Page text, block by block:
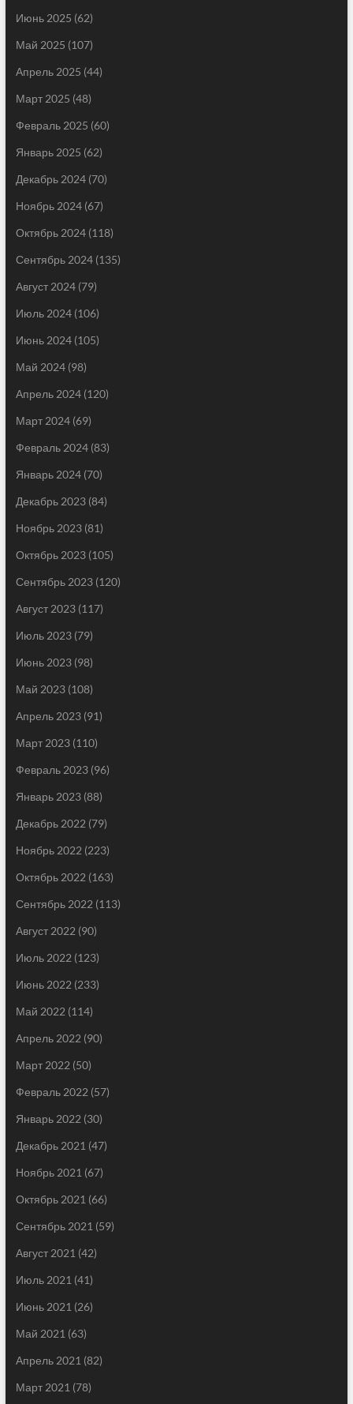
Июнь 2025 (62)
Май 2025 (107)
Апрель 2025 (44)
Март 2025 (48)
Февраль 2025 (60)
Январь 2025 (62)
Декабрь 2024(70)
Ноябрь 2024(67)
Октябрь 2024(118)
Сентябрь 2024(135)
Август 2024(79)
Июль 2024(106)
Июнь 2024(105)
Май 2024(98)
Апрель 2024(120)
Март 2024(69)
Февраль 2024(83)
Январь 2024(70)
Декабрь 2023(84)
Ноябрь 2023(81)
Октябрь 2023(105)
Сентябрь 2023(120)
Август 2023(117)
Июль 2023(79)
Июнь 2023(98)
Май 2023(108)
Апрель 2023(91)
Март 2023(110)
Февраль 2023(96)
Январь 2023(88)
Декабрь 2022 (79)
Ноябрь 2022 (223)
Октябрь 2022 (163)
Сентябрь 2022 (113)
Август 2022 (90)
Июль 2022 (123)
Июнь 2022 (233)
Май 2022 (114)
Апрель 2022 (90)
Март 2022 (50)
Февраль 2022 (57)
Январь 2022 (30)
Декабрь 2021 (47)
Ноябрь 2021 (67)
Октябрь 2021 (66)
Сентябрь 2021 (59)
Август 2021 (42)
Июль 2021 (41)
Июнь 2021 (26)
Май 2021 (63)
Апрель 2021 (82)
Март 2021 (78)